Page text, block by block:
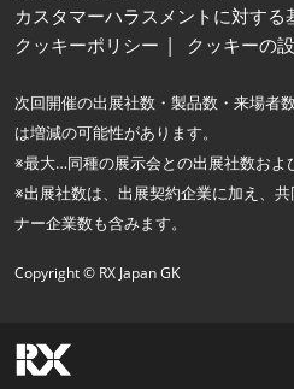
カスタマーハラスメントに対する
クッキーポリシー
クッキーの
次回開催の出展社数・製品数・来場者
は増減の可能性があります。
※最大…同種の展示会との出展社数およ
※出展社数は、出展契約企業に加え、
ナー企業数も含みます。
Copyright © RX Japan GK